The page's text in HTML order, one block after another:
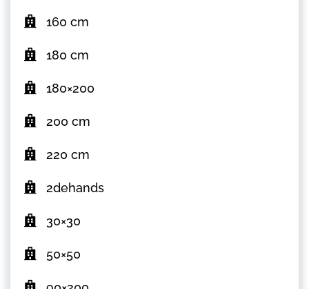
160 cm
180 cm
180×200
200 cm
220 cm
2dehands
30×30
50×50